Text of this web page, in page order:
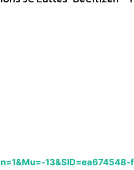
13&SID=ea674548-